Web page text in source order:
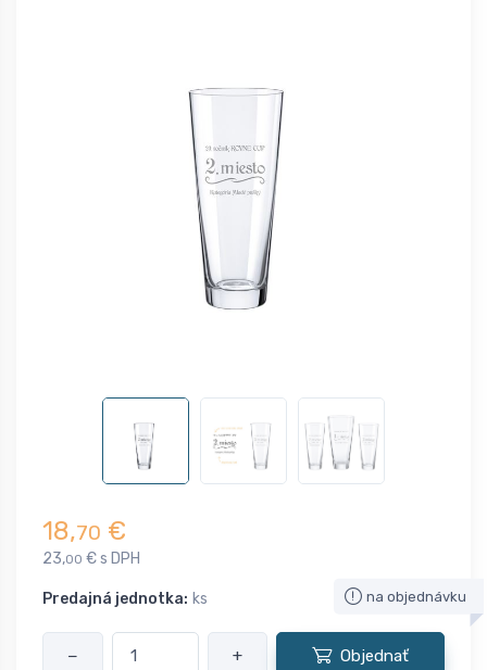
18,70 €
23,00 € s DPH
Predajná jednotka: ks na objednávku
− + Objednať